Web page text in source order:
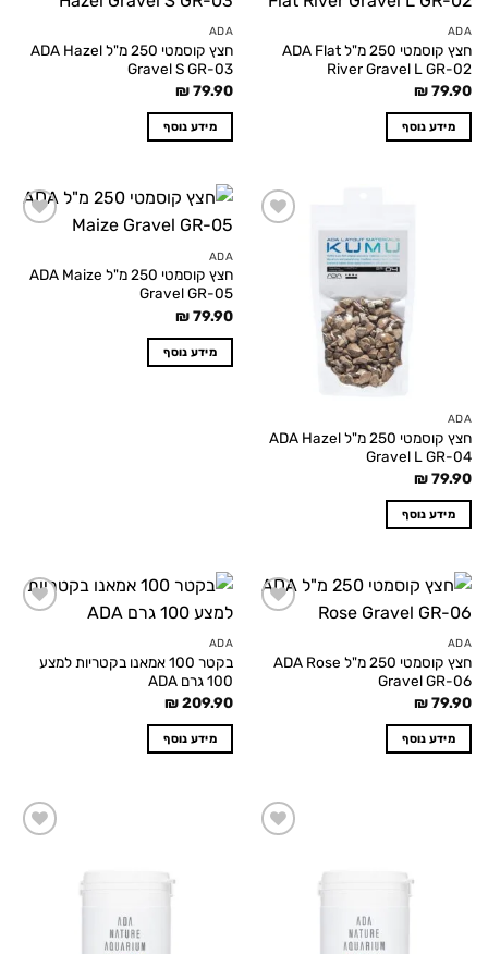
ADA
חצץ קוסמטי 250 מ"ל ADA Flat
River Gravel L GR-02
₪79.90
מידע נוסף
ADA
חצץ קוסמטי 250 מ"ל ADA Hazel
Gravel S GR-03
₪79.90
מידע נוסף
ADA
חצץ קוסמטי 250 מ"ל ADA Hazel
Gravel L GR-04
₪79.90
מידע נוסף
ADA
חצץ קוסמטי 250 מ"ל ADA Maize
Gravel GR-05
₪79.90
מידע נוסף
ADA
חצץ קוסמטי 250 מ"ל ADA Rose
Gravel GR-06
₪79.90
מידע נוסף
ADA
בקטר 100 אמאנו בקטריות למצע
100 גרם ADA
₪209.90
מידע נוסף